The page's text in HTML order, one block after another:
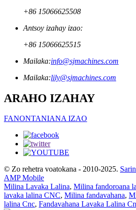
+86 15066625508
Antsoy izahay izao:
+86 15066625515
Mailaka:info@sjmachines.com
Mailaka:lily@sjmachines.com
ARAHO IZAHAY
FANONTANIANA IZAO
© Zo rehetra voatokana - 2010-2025.
AMP Mobile
Milina Lavaka Lalina, Milina fandoroana
lavaka lalina CNC, Milina fandavahana,
lalina Cnc, Fandavahana Lavaka Lalina